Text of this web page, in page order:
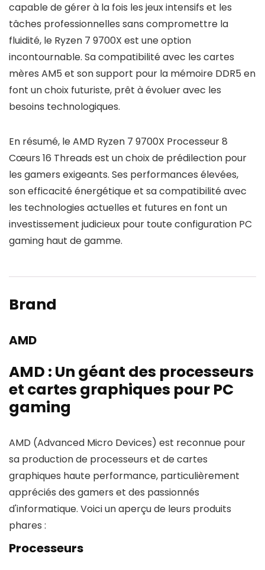
capable de gérer à la fois les jeux intensifs et les
tâches professionnelles sans compromettre la
fluidité, le Ryzen 7 9700X est une option
incontournable. Sa compatibilité avec les cartes
mères AM5 et son support pour la mémoire DDR5 en
font un choix futuriste, prêt à évoluer avec les
besoins technologiques.
En résumé, le AMD Ryzen 7 9700X Processeur 8
Cœurs 16 Threads est un choix de prédilection pour
les gamers exigeants. Ses performances élevées,
son efficacité énergétique et sa compatibilité avec
les technologies actuelles et futures en font un
investissement judicieux pour toute configuration PC
gaming haut de gamme.
Brand
AMD
AMD : Un géant des processeurs
et cartes graphiques pour PC
gaming
AMD (Advanced Micro Devices) est reconnue pour
sa production de processeurs et de cartes
graphiques haute performance, particulièrement
appréciés des gamers et des passionnés
d'informatique. Voici un aperçu de leurs produits
phares :
Processeurs